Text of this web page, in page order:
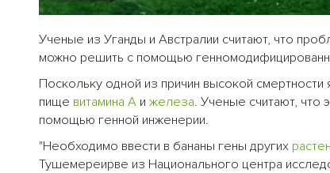
Ученые из Уганды и Австралии считают, что
можно решить с помощью
Поскольку одной из причин высокой
пище витамина А и железа. Ученые считают, что
помощью генной инженерии.
"Необходимо ввести в бананы гены других
Тушемереирве из Национального центра